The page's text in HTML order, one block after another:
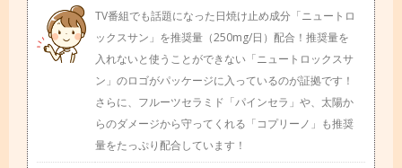
TV番組でも話題になった日焼け止め成分「ニュートロ
ックスサン」を推奨量（250mg/日）配合！推奨量を
入れないと使うことができない「ニュートロックスサ
ン」のロゴがパッケージに入っているのが証拠です！
さらに、フルーツセラミド「パインセラ」や、太陽か
らのダメージから守ってくれる「コプリーノ」も推奨
量をたっぷり配合しています！